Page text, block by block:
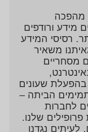
מהפכה
מידע ורודפים
רסיסי המידע
משאיר
מסחריים
בהפעלת שעונים
הביתה –
לחברות
שלנו.
לעיתים נגדנו